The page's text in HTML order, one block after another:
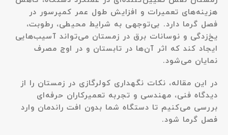
هزینه‌های تعمیرات و افزایش طول عمر کمپرسور در
فصل گرما دارد. بی‌توجهی به شرایط محیطی، رطوبت،
یخ‌زدگی و نوسانات برق در زمستان می‌تواند آسیب‌هایی
ایجاد کند که اثر آن‌ها در تابستان و در اوج مصرف
نمایان می‌شود.
در این مقاله، نکات نگهداری کولرگازی در زمستان را از
دیدگاه فنی، مهندسی و تجربه تعمیرکاران حرفه‌ای
بررسی می‌کنیم تا دستگاه شما بدون افت راندمان وارد
فصل گرما شود.